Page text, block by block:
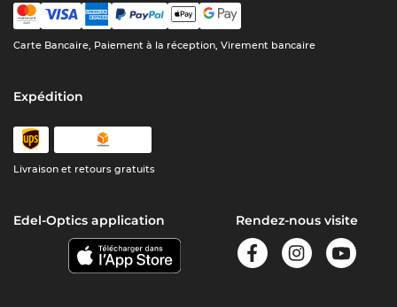
Carte Bancaire, Paiement à la réception, Virement bancaire
Expédition
Livraison et retours gratuits
Edel-Optics application Rendez-nous visite